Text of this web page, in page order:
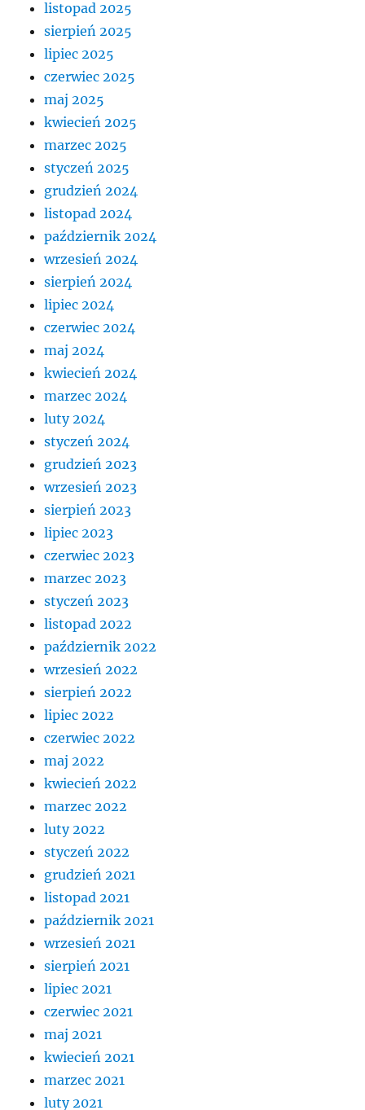
listopad 2025
sierpień 2025
lipiec 2025
czerwiec 2025
maj 2025
kwiecień 2025
marzec 2025
styczeń 2025
grudzień 2024
listopad 2024
październik 2024
wrzesień 2024
sierpień 2024
lipiec 2024
czerwiec 2024
maj 2024
kwiecień 2024
marzec 2024
luty 2024
styczeń 2024
grudzień 2023
wrzesień 2023
sierpień 2023
lipiec 2023
czerwiec 2023
marzec 2023
styczeń 2023
listopad 2022
październik 2022
wrzesień 2022
sierpień 2022
lipiec 2022
czerwiec 2022
maj 2022
kwiecień 2022
marzec 2022
luty 2022
styczeń 2022
grudzień 2021
listopad 2021
październik 2021
wrzesień 2021
sierpień 2021
lipiec 2021
czerwiec 2021
maj 2021
kwiecień 2021
marzec 2021
luty 2021